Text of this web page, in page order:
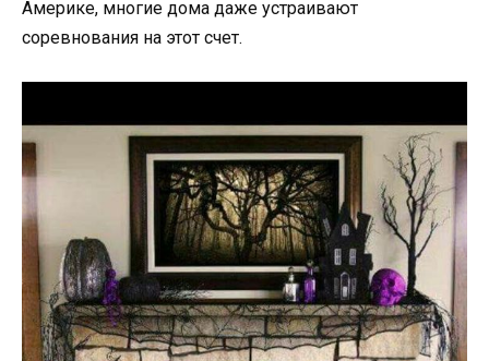
Америке, многие дома даже устраивают
соревнования на этот счет.